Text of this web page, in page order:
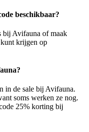
beschikbaar?
bij Avifauna of maak
krijgen op
in de sale bij Avifauna.
soms werken ze nog.
25% korting bij